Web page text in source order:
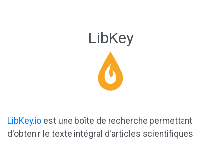
LibKey
LibKey.io est une boîte de recherche permettant
d'obtenir le texte intégral d'articles scientifiques